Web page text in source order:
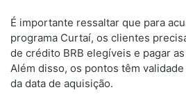
É importante ressaltar que para
programa Curtaí, os clientes
de crédito BRB elegíveis e pagar
Além disso, os pontos têm
da data de aquisição.